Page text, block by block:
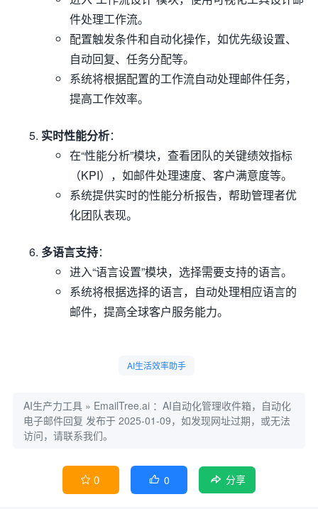
件处理工作流。
配置触发条件和自动化操作，如优先级设置、
自动回复、任务分配等。
系统将根据配置的工作流自动处理邮件任务，
提高工作效率。
实时性能分析：
在“性能分析”模块，查看团队的关键绩效指标
（KPI），如邮件处理速度、客户满意度等。
系统提供实时的性能分析报告，帮助管理者优
化团队表现。
多语言支持：
进入“语言设置”模块，选择需要支持的语言。
系统将根据选择的语言，自动处理相应语言的
邮件，提高全球客户服务能力。
AI生活效率助手
AI生产力工具 » EmailTree.ai ：AI自动化管理收件箱，自动化
电子邮件回复 发布于 2025-01-09，如发现网址过期，或无法
访问，请联系我们。
 0  0 分享